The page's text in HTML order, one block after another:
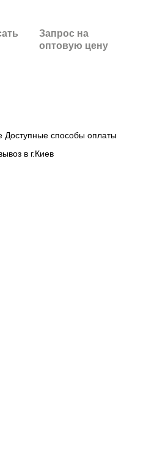
Запрос на
оптовую цену
Доступные способы оплаты
в г.Киев